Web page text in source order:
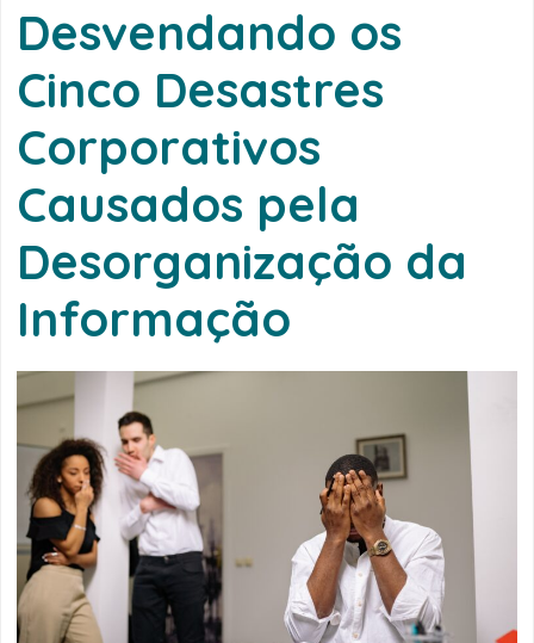
Desvendando os
Cinco Desastres
Corporativos
Causados pela
Desorganização da
Informação